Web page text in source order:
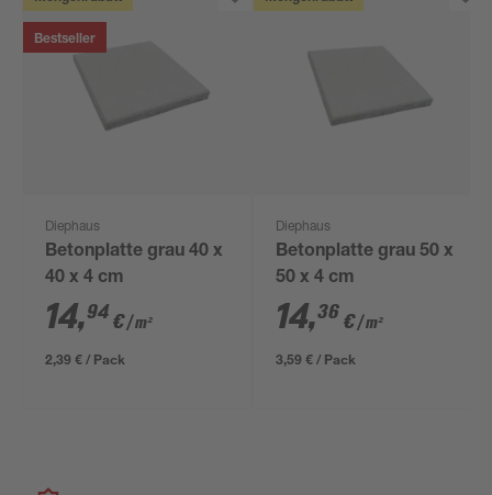
Bestseller
Diephaus
Betonplatte grau 40 x
40 x 4 cm
14,94 €/ m²
2,39 € / Pack
Diephaus
Betonplatte grau 50 x
50 x 4 cm
14,36 €/ m²
3,59 € / Pack